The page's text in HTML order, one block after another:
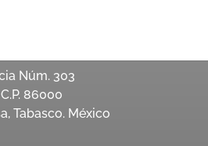
Núm. 303
86000
Tabasco. México